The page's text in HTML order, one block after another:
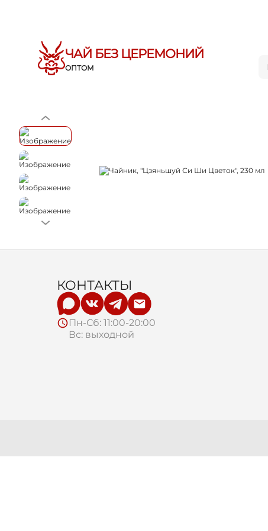
ЧАЙ БЕЗ ЦЕРЕМОНИЙ
ОПТОМ
КОНТАКТЫ
Пн-Сб: 11:00-20:00
Вс: выходной